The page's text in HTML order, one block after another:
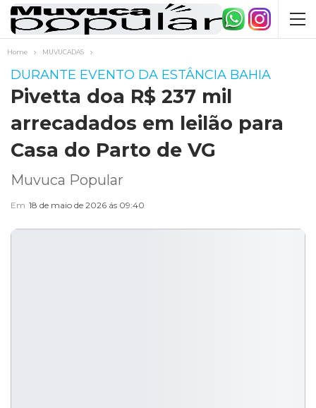
Home MUVUCADAS
DURANTE EVENTO DA ESTÂNCIA BAHIA
Pivetta doa R$ 237 mil
arrecadados em leilão para
Casa do Parto de VG
Muvuca Popular
Em 18 de maio de 2026 ás 09:40